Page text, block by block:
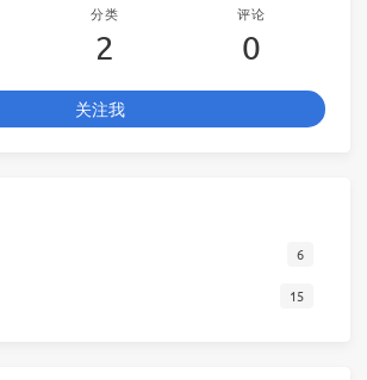
分类
2
评论
0
关注我
6
15